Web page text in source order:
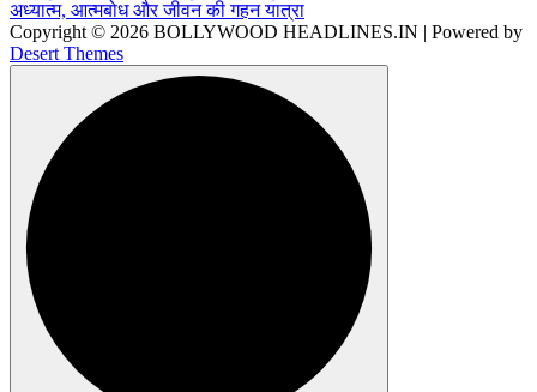
Copyright © 2026 BOLLYWOOD HEADLINES.IN | Powered by
Desert Themes